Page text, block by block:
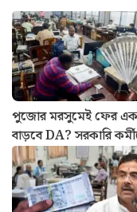
পুজোর মরসুমেই ফের
বাড়বে DA? সরকারি
জন্য বিরাট আপডেট